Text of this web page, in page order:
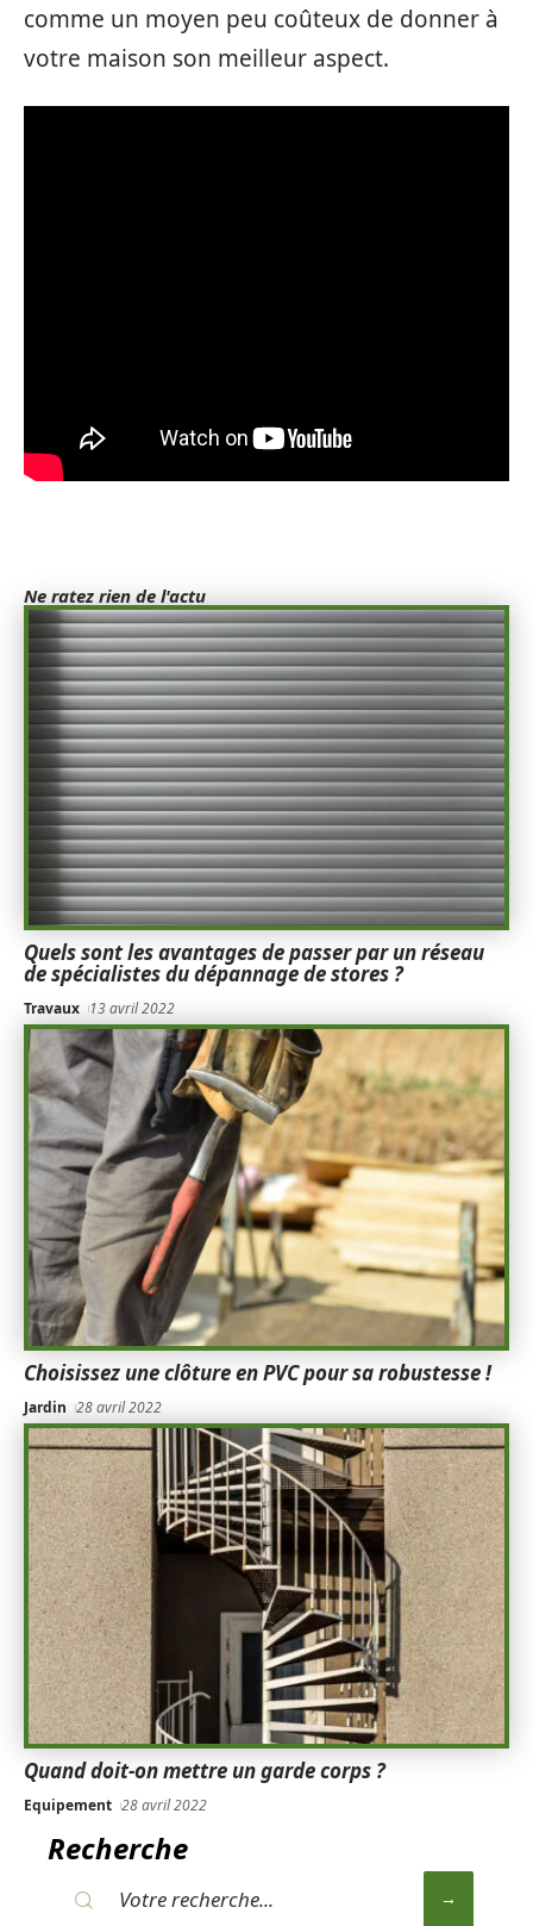
comme un moyen peu coûteux de donner à
votre maison son meilleur aspect.
Ne ratez rien de l'actu
Quels sont les avantages de passer par un réseau
de spécialistes du dépannage de stores ?
Travaux 13 avril 2022
Choisissez une clôture en PVC pour sa robustesse !
Jardin 28 avril 2022
Quand doit-on mettre un garde corps ?
Equipement 28 avril 2022
Recherche